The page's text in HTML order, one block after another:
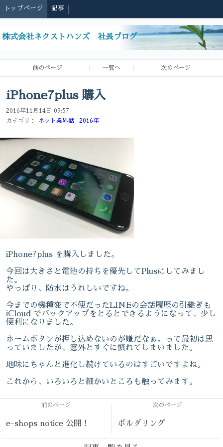
トップページ 記事
株式会社ネクストハンズ 社長ブログ
前のページ 一覧へ 次のページ
iPhone7plus 購入
2016年11月14日 09:57
カテゴリ：
ネット業界話 2016年
iPhone7plus を購入しました。
今回は大きさと電池の持ちを優先してPlusにしてみまし
た。
やっぱり、防水はうれしいですね。
今までの機種変で不便だったLINEの会話履歴の引継ぎも
iCloud でバックアップをとるとできるようになって、少し
便利になりました。
ホームボタンが押し込めないのが嫌だなぁ。って最初は思
っていましたが、意外とすぐに慣れてしまいました。
地味にちゃんと進化し続けているのはすごいですよね。
これから、いろいろと細かいところも触ってみます。
前のページ
e-shops notice 公開！
次のページ
ボルダリング